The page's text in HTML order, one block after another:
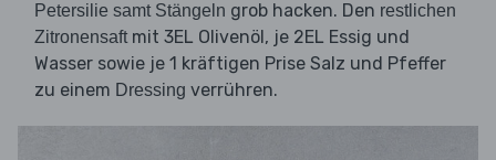
Petersilie samt Stängeln grob hacken. Den restlichen
Zitronensaftmit 3EL Olivenöl, je 2EL Essig und
Wasser sowie je 1 kräftigen Prise Salz und Pfeffer
zu einem Dressing verrühren.